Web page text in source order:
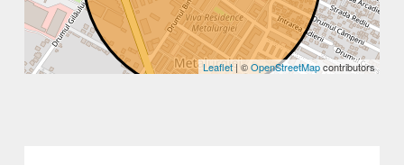
Leaflet | ©OpenStreetMapcontributors